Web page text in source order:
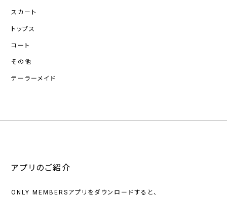
スカート
トップス
コート
その他
テーラーメイド
アプリのご紹介
ONLY MEMBERSアプリをダウンロードすると、